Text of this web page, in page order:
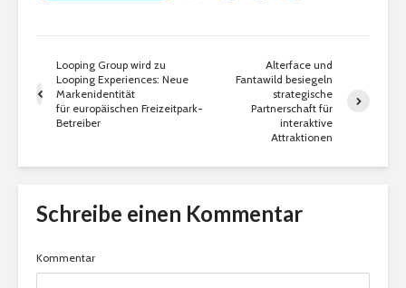
Looping Group wird zu
Looping Experiences: Neue
Markenidentität
für europäischen Freizeitpark-
Betreiber
Alterface und
Fantawild besiegeln
strategische
Partnerschaft für
interaktive
Attraktionen
Schreibe einen Kommentar
Kommentar